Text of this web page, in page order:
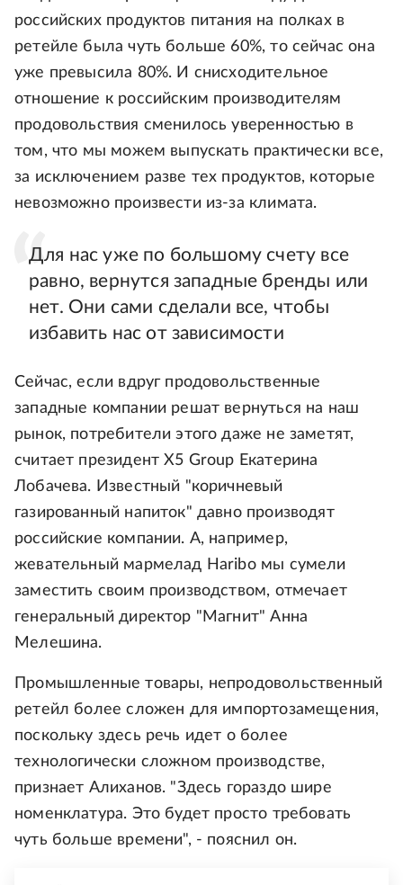
российских продуктов питания на полках в
ретейле была чуть больше 60%, то сейчас она
уже превысила 80%. И снисходительное
отношение к российским производителям
продовольствия сменилось уверенностью в
том, что мы можем выпускать практически все,
за исключением разве тех продуктов, которые
невозможно произвести из-за климата.
Для нас уже по большому счету все
равно, вернутся западные бренды или
нет. Они сами сделали все, чтобы
избавить нас от зависимости
Сейчас, если вдруг продовольственные
западные компании решат вернуться на наш
рынок, потребители этого даже не заметят,
считает президент Х5 Group Екатерина
Лобачева. Известный "коричневый
газированный напиток" давно производят
российские компании. А, например,
жевательный мармелад Haribo мы сумели
заместить своим производством, отмечает
генеральный директор "Магнит" Анна
Мелешина.
Промышленные товары, непродовольственный
ретейл более сложен для импортозамещения,
поскольку здесь речь идет о более
технологически сложном производстве,
признает Алиханов. "Здесь гораздо шире
номенклатура. Это будет просто требовать
чуть больше времени", - пояснил он.